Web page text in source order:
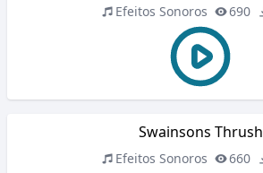
Efeitos Sonoros 690
Swainsons Thrush
Efeitos Sonoros 660